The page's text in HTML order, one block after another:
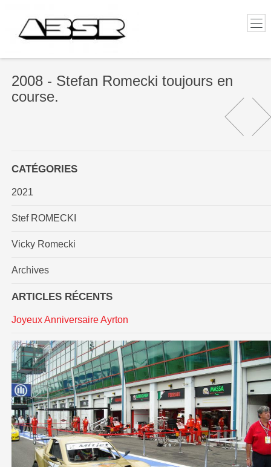
2008 - Stefan Romecki toujours en
course.
CATÉGORIES
2021
Stef ROMECKI
Vicky Romecki
Archives
ARTICLES RÉCENTS
Joyeux Anniversaire Ayrton